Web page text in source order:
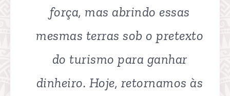
força, mas abrindo essas
mesmas terras sob o pretexto
do turismo para ganhar
dinheiro. Hoje, retornamos às